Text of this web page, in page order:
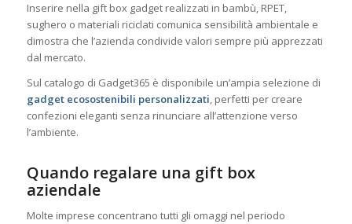
Inserire nella gift box gadget realizzati in bambù, RPET,
sughero o materiali riciclati comunica sensibilità ambientale e
dimostra che l’azienda condivide valori sempre più apprezzati
dal mercato.
Sul catalogo di Gadget365 è disponibile un’ampia selezione di
gadget ecosostenibili personalizzati, perfetti per creare
confezioni eleganti senza rinunciare all’attenzione verso
l’ambiente.
Quando regalare una gift box
aziendale
Molte imprese concentrano tutti gli omaggi nel periodo